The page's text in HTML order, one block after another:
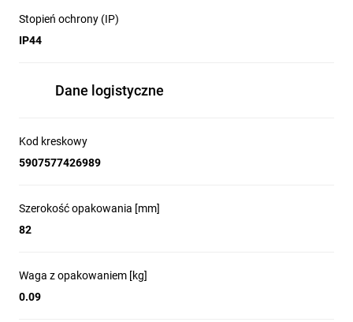
Stopień ochrony (IP)
IP44
Dane logistyczne
Kod kreskowy
5907577426989
Szerokość opakowania [mm]
82
Waga z opakowaniem [kg]
0.09